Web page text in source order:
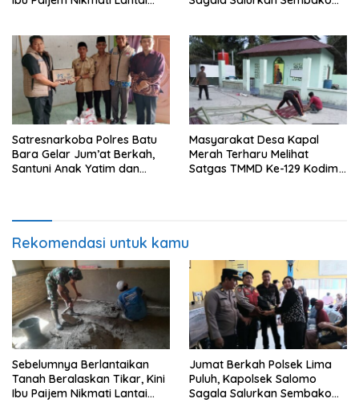
0208/Asahan
Satresnarkoba Polres Batu
Bara Gelar Jum’at Berkah,
Santuni Anak Yatim dan
Masyarakat Desa Kapal
Merah Terharu Melihat
Satgas TMMD Ke-129 Kodim
Rekomendasi untuk kamu
Sebelumnya Berlantaikan
Tanah Beralaskan Tikar, Kini
Ibu Paijem Nikmati Lantai
Jumat Berkah Polsek Lima
Puluh, Kapolsek Salomo
Sagala Salurkan Sembako